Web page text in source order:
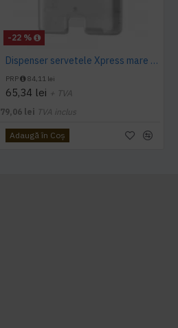
-22 %
Dispenser servetele Xpress mare Tork, Z fold, alb, capacitate 500 servetele
PRP 84,11 lei
65,34 lei + TVA
79,06 lei TVA inclus
Adaugă în Coş